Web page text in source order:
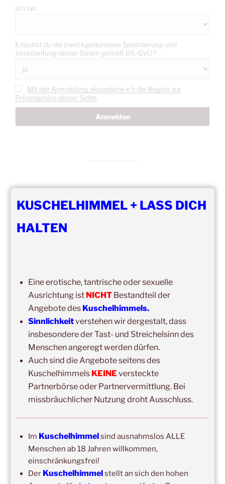
Ich bin
Erlaubst du die zweckgebundene Speicherung und
Verarbeitung deiner Daten gemäß DS-GVO?
Mit der Anmeldung akzeptiere ich die Regeln zur
Privatsphäre dieser Seite.
DIE NÄCHSTEN 8 VERANSTALTUNGEN:
15:00 –20:00
– 20:00 , 12. September 2026 –
Erbach/Rheingau Kuschelhimmel 5h Kuscheln
Ganztags,13. September 2026–Jahresgruppe
Ausbildung Berührungs- und Kuscheltrainer*in
14:00–19:00,19. September 2026 –Marburg
Kuschelhimmel 5h mit Klangschalenbegleitung
Wochenend-Event,26. September 2026– 27.
September 2026–Wochenende für 2:1 Ausbildung
14:00–20:00,3. Oktober 2026–Oberursel
Wochenend-Event, 17. Oktober 2026–
2026–Wochenende für 2:1 Ausbildung
KUSCHELHIMMEL + LASS DICH
HALTEN
Eine erotische, tantrische oder sexuelle
Ausrichtung ist NICHTBestandteil der
Angebote des Kuschelhimmels.
Sinnlichkeitverstehen wir dergestalt, dass
insbesondere der Tast- und Streichelsinn des
Menschen angeregt werden dürfen.
Auch sind die Angebote seitens des
Kuschelhimmels KEINE versteckte
Partnerbörse oder Partnervermittlung. Bei
missbräuchlicher Nutzung droht Ausschluss.
Im Kuschelhimmelsind ausnahmslos ALLE
Menschen ab 18 Jahren willkommen,
einschränkungsfrei!
Der Kuschelhimmelstellt an sich den hohen